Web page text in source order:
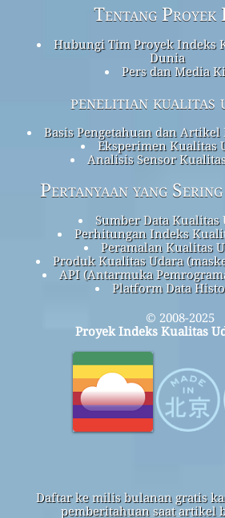
Tentang Proyek
Hubungi Tim Proyek Indeks
Dunia
Pers dan Media
penelitian kualitas
Basis Pengetahuan dan Artikel
Eksperimen Kualitas
Analisis Sensor
Pertanyaan yang
Sumber Data Kualitas
Perhitungan Indeks
Peramalan Kualitas
Produk Kualitas Udara
API (Antarmuka
Platform Data
© 2008-2025
Proyek Indeks Kualitas
Daftar ke milis bulanan gratis
pemberitahuan saat artikel